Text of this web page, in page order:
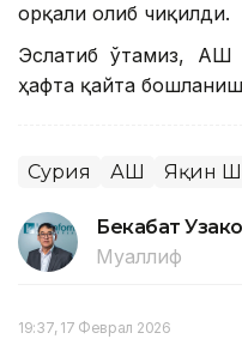
орқали олиб чиқилди.
Эслатиб ўтамиз,
ҳафта қайта
Сурия АҚШ Яқин
Бекабат
Муаллиф
19:37, 17 Феврал 2026